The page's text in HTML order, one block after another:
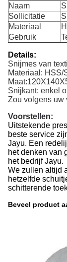
Naam
Sollicitatie
Materiaal
Gebruik
Details:
Snijmes van
Materiaal: HSS/
Maat:
Snijkant: enkel
Zou volgens uw
Voorstellen:
Uitstekende
beste service
Jayu. Een
het denken van
het bedrijf Jayu.
We zullen altijd
hetzelfde
schitterende
Beveel product